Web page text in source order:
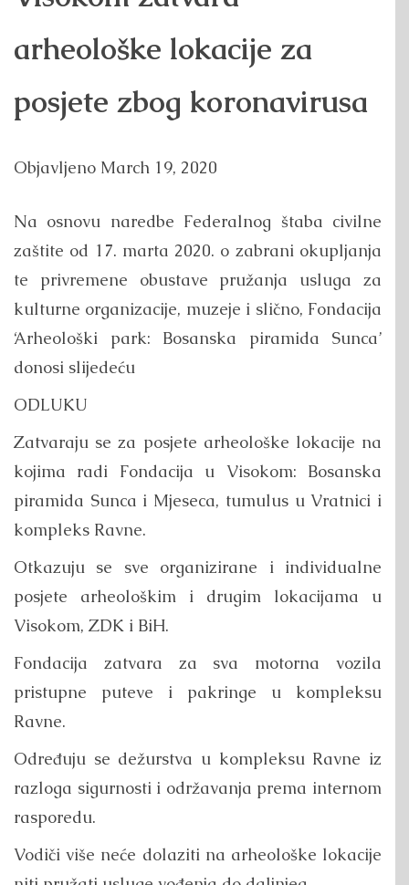
arheološke lokacije za
posjete zbog koronavirusa
Objavljeno March 19, 2020
Na osnovu naredbe Federalnog štaba civilne
zaštite od 17. marta 2020. o zabrani okupljanja
te privremene obustave pružanja usluga za
kulturne organizacije, muzeje i slično, Fondacija
‘Arheološki park: Bosanska piramida Sunca’
donosi slijedeću
ODLUKU
Zatvaraju se za posjete arheološke lokacije na
kojima radi Fondacija u Visokom: Bosanska
piramida Sunca i Mjeseca, tumulus u Vratnici i
kompleks Ravne.
Otkazuju se sve organizirane i individualne
posjete arheološkim i drugim lokacijama u
Visokom, ZDK i BiH.
Fondacija zatvara za sva motorna vozila
pristupne puteve i pakringe u kompleksu
Ravne.
Određuju se dežurstva u kompleksu Ravne iz
razloga sigurnosti i održavanja prema internom
rasporedu.
Vodiči više neće dolaziti na arheološke lokacije